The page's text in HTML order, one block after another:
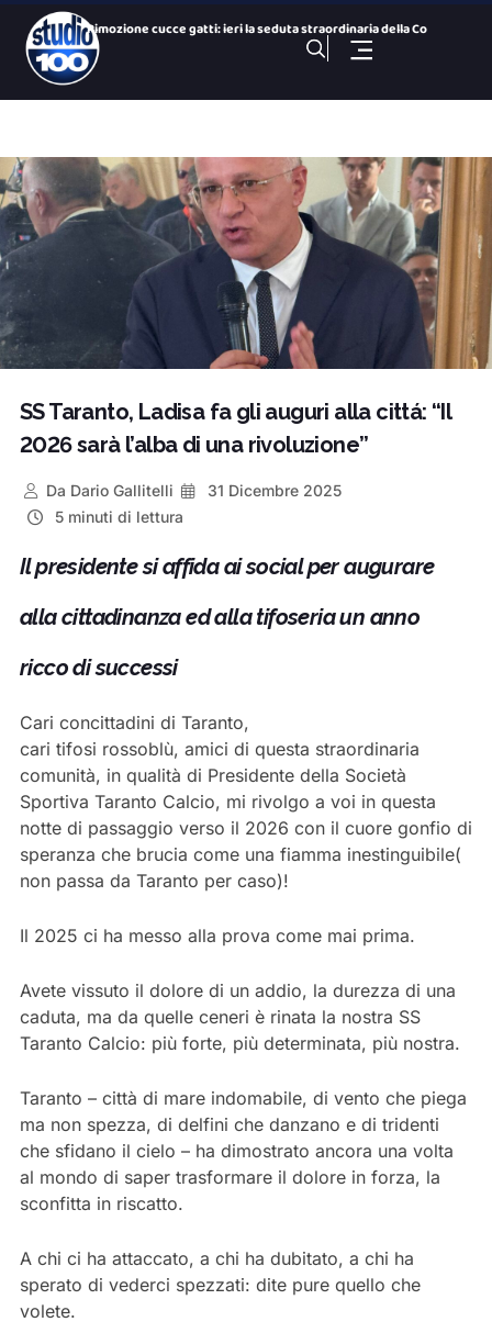
Rimozione cucce gatti: ieri la seduta straordinaria della Co
Colonie feline : parla il presidente della Commissione Ambie
San Paolo Dolphin Refuge, via libera al centro per i cetacei
Gezziamoci, cinque serate e cinque sold out: si chiude la pr
100 NOTIZIE, TG SPORTIVO DELL’ 8 Agosto 2026. Taranto,
100 NOTIZIE, TG H 14:00 DELL’ 8 Agosto 2026. Via Ligur
100 Sport Weekend, puntata del 7 agosto
100 NOTIZIE, TG H 19:30 DEL 7 Agosto 2026. ex Ilva ministro
100 NOTIZIE, TG H 19:30 DELL’ 8 Agosto 2026. Via Ligur
SS Taranto, Ladisa fa gli auguri alla cittá: “Il
2026 sarà l’alba di una rivoluzione”
Da Dario Gallitelli
31 Dicembre 2025
5 minuti di lettura
Il presidente si affida ai social per augurare
alla cittadinanza ed alla tifoseria un anno
ricco di successi
Cari concittadini di Taranto,
cari tifosi rossoblù, amici di questa straordinaria
comunità, in qualità di Presidente della Società
Sportiva Taranto Calcio, mi rivolgo a voi in questa
notte di passaggio verso il 2026 con il cuore gonfio di
speranza che brucia come una fiamma inestinguibile(
non passa da Taranto per caso)!
Il 2025 ci ha messo alla prova come mai prima.
Avete vissuto il dolore di un addio, la durezza di una
caduta, ma da quelle ceneri è rinata la nostra SS
Taranto Calcio: più forte, più determinata, più nostra.
Taranto – città di mare indomabile, di vento che piega
ma non spezza, di delfini che danzano e di tridenti
che sfidano il cielo – ha dimostrato ancora una volta
al mondo di saper trasformare il dolore in forza, la
sconfitta in riscatto.
A chi ci ha attaccato, a chi ha dubitato, a chi ha
sperato di vederci spezzati: dite pure quello che
volete.